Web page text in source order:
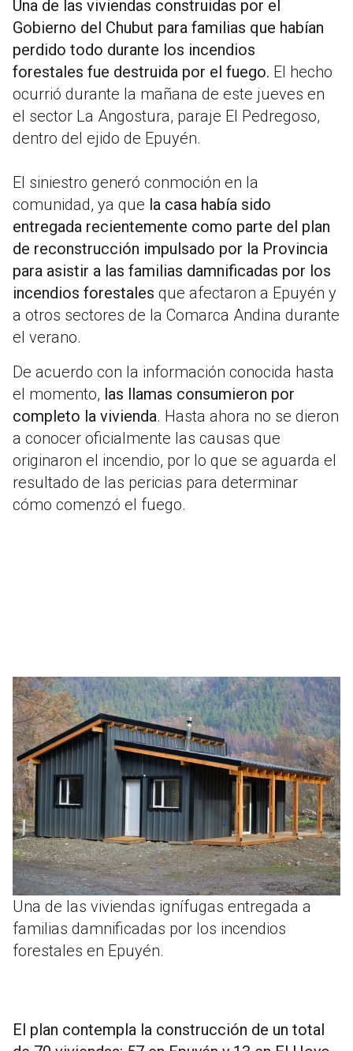
Una de las viviendas construidas por el
Gobierno del Chubut para familias que habían
perdido todo durante los incendios
forestales fue destruida por el fuego. El hecho
ocurrió durante la mañana de este jueves en
el sector La Angostura, paraje El Pedregoso,
dentro del ejido de Epuyén.
El siniestro generó conmoción en la
comunidad, ya que la casa había sido
entregada recientemente como parte del plan
de reconstrucción impulsado por la Provincia
para asistir a las familias damnificadas por los
incendios forestales que afectaron a Epuyén y
a otros sectores de la Comarca Andina durante
el verano.
De acuerdo con la información conocida hasta
el momento, las llamas consumieron por
completo la vivienda. Hasta ahora no se dieron
a conocer oficialmente las causas que
originaron el incendio, por lo que se aguarda el
resultado de las pericias para determinar
cómo comenzó el fuego.
Una de las viviendas ignífugas entregada a
familias damnificadas por los incendios
forestales en Epuyén.
El plan contempla la construcción de un total